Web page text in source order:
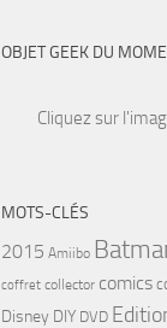
OBJET GEEK DU
Cliquez sur
MOTS-CLÉS
2015 Amiibo
coffret collector comics
Disney DIY DVD